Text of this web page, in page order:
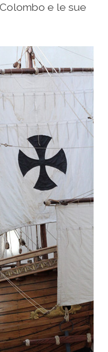
e le sue